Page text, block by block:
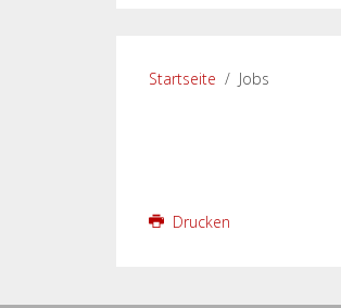
Startseite Jobs
Drucken